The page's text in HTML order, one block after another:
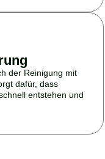
der Reinigung mit
dafür, dass
entstehen und